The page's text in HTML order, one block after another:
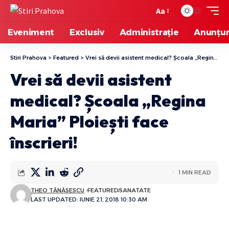
Aa
Eveniment Exclusiv Administrație
Stiri Prahova > Featured > Vrei să devii asistent medical? Școala „Regina Maria” Ploiești face înscrieri!
Vrei să devii asistent
medical? Școala „Regina
Maria” Ploiești face
înscrieri!
LAST UPDATED: IUNIE 21, 2018 10:30 AM
THEO TĂNĂSESCU FEATUREDSANATATE
1 MIN READ